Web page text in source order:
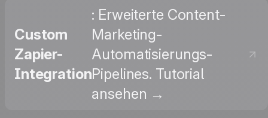
Custom
Zapier-
Integration
: Erweiterte Content-
Marketing-
Automatisierungs-
Pipelines. Tutorial
ansehen →